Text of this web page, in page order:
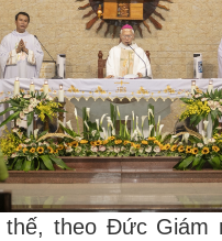
thế, theo Đức Giám